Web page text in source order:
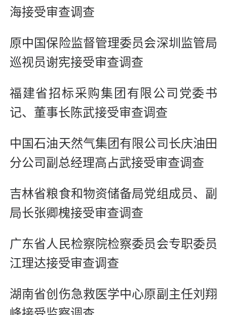
海接受审查调查
原中国保险监督管理委员会深圳监管局
巡视员谢宪接受审查调查
福建省招标采购集团有限公司党委书
记、董事长陈武接受审查调查
中国石油天然气集团有限公司长庆油田
分公司副总经理高占武接受审查调查
吉林省粮食和物资储备局党组成员、副
局长张卿槐接受审查调查
广东省人民检察院检察委员会专职委员
江理达接受审查调查
湖南省创伤急救医学中心原副主任刘翔